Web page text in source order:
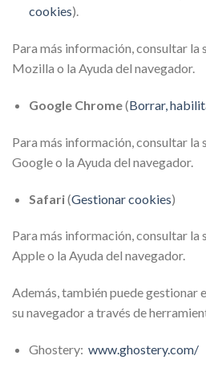
cookies).
Para más información, consultar la
Mozilla o la Ayuda del navegador.
Google Chrome(Borrar,
Para más información, consultar la
Google o la Ayuda del navegador.
Safari(Gestionar cookies)
Para más información, consultar la
Apple o la Ayuda del navegador.
Además, también puede gestionar
su navegador a través de
Ghostery: www.ghostery.com/